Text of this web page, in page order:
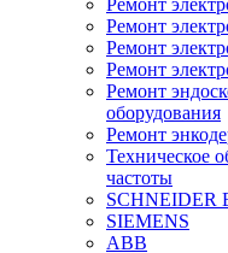
Ремонт
Ремонт
Ремонт
Ремонт
Ремонт
оборудования
Ремонт
Техническое
частоты
SCHNEIDER
SIEMENS
ABB